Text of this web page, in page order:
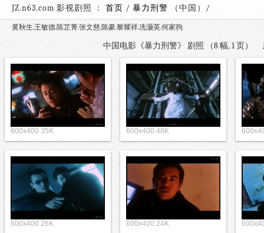
JZ.n63.com 影视剧照 ： 首页 / 暴力刑警 （中国）
黄秋生.王敏德.陈芷菁.张文慈.陈豪.黎耀祥.冼灏英.何家驹
中国电影《暴力刑警》 剧照 （8 幅, 1 页）
600x400 35K 600x400 48K
600x400 26K 600x400 24K